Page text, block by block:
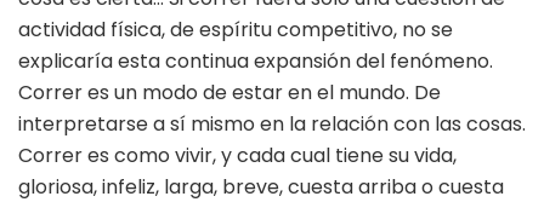
actividad física, de espíritu competitivo, no se
explicaría esta continua expansión del fenómeno.
Correr es un modo de estar en el mundo. De
interpretarse a sí mismo en la relación con las cosas.
Correr es como vivir, y cada cual tiene su vida,
gloriosa, infeliz, larga, breve, cuesta arriba o cuesta